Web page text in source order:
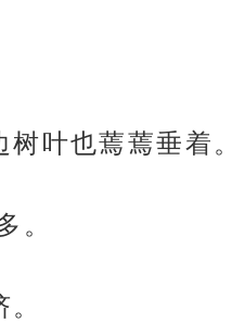
叶也蔫蔫垂着。
。